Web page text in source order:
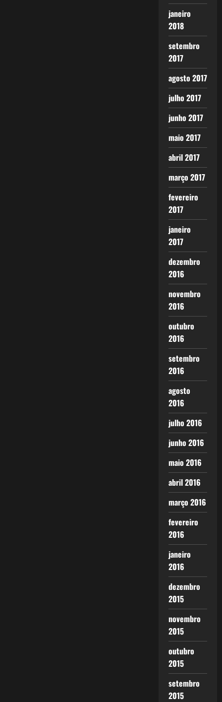
janeiro
2018
setembro
2017
agosto 2017
julho 2017
junho 2017
maio 2017
abril 2017
março 2017
fevereiro
2017
janeiro
2017
dezembro
2016
novembro
2016
outubro
2016
setembro
2016
agosto
2016
julho 2016
junho 2016
maio 2016
abril 2016
março 2016
fevereiro
2016
janeiro
2016
dezembro
2015
novembro
2015
outubro
2015
setembro
2015